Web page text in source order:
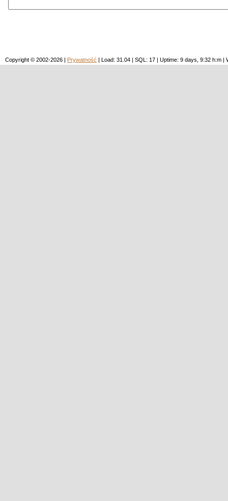
Copyright © 2002-2026 | Prywatność | Load: 31.04 | SQL: 17 | Uptime: 9 days, 9:32 h:m